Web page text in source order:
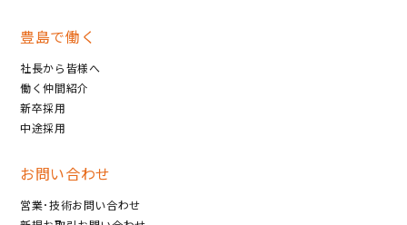
豊島で働く
社長から皆様へ
働く仲間紹介
新卒採用
中途採用
お問い合わせ
営業･技術お問い合わせ